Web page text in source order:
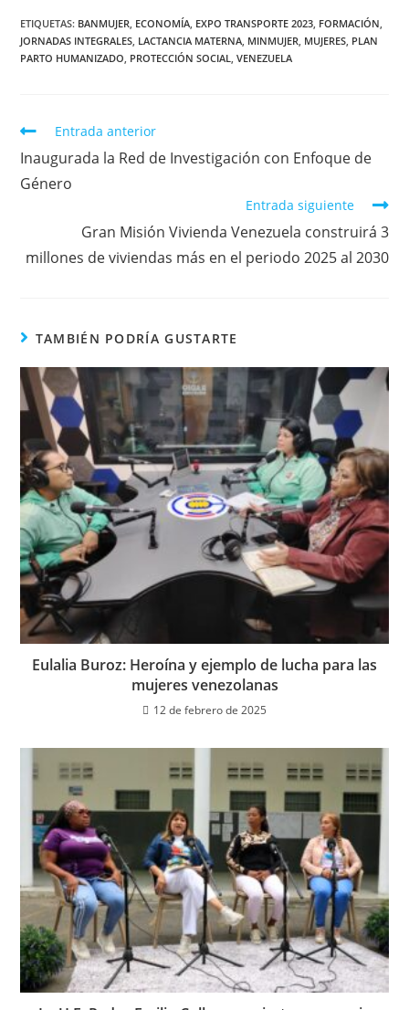
ETIQUETAS: BANMUJER, ECONOMÍA, EXPO TRANSPORTE 2023, FORMACIÓN,
JORNADAS INTEGRALES, LACTANCIA MATERNA, MINMUJER, MUJERES, PLAN
PARTO HUMANIZADO, PROTECCIÓN SOCIAL, VENEZUELA
Entrada anterior
Inaugurada la Red de Investigación con Enfoque de
Género
Entrada siguiente
Gran Misión Vivienda Venezuela construirá 3
millones de viviendas más en el periodo 2025 al 2030
TAMBIÉN PODRÍA GUSTARTE
Eulalia Buroz: Heroína y ejemplo de lucha para las
mujeres venezolanas
12 de febrero de 2025